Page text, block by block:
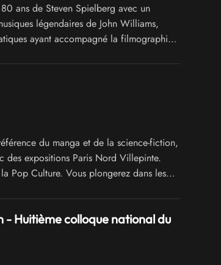
ans de Steven Spielberg avec un
légendaires de John Williams,
ayant accompagné la filmographie
du manga et de la science-fiction,
expositions Paris Nord Villepinte.
Pop Culture. Vous plongerez dans les
Télé, de l'Animation, du Comics,
- Huitième colloque national du